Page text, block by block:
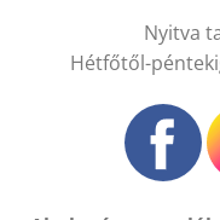
Nyitva
Hétfőtől-